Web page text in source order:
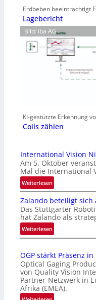
Erdbeben beeinträchtigt
Lagebericht
Bild: iba AG
KI-gestützte Erkennung
Coils zählen
International Vision
Am 5. Oktober
Mal die International
Weiterlesen:
I
n
t
e
r
n
t
i
o
n
Zalando beteiligt sich
Das Stuttgarter
hat Zalando als
Weiterlesen:
Z
l
a
n
d
o
OGP stärkt Präsenz in
Optical Gaging
von Quality Vision
Partner-Netzwerk in
Afrika (EMEA).